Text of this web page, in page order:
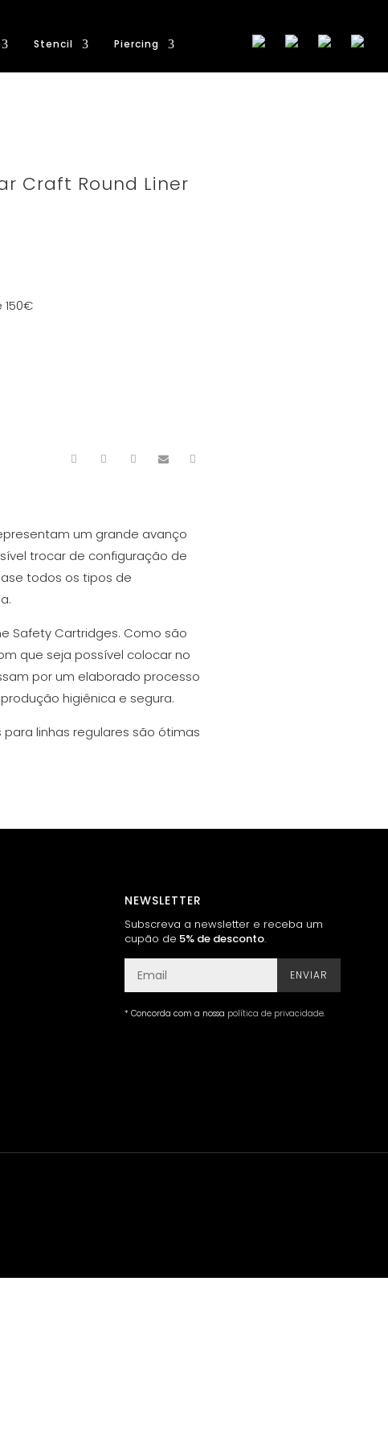
Stencil Piercing
Craft Round Liner
150€
um grande avanço
trocar de configuração de
todos os tipos de
Safety Cartridges. Como são
que seja possível colocar no
por um elaborado processo
higiênica e segura.
linhas regulares são ótimas
NEWSLETTER
Subscreva a newsletter e receba um
cupão de 5% de desconto.
ENVIAR
* Concorda com a nossa política de privacidade.